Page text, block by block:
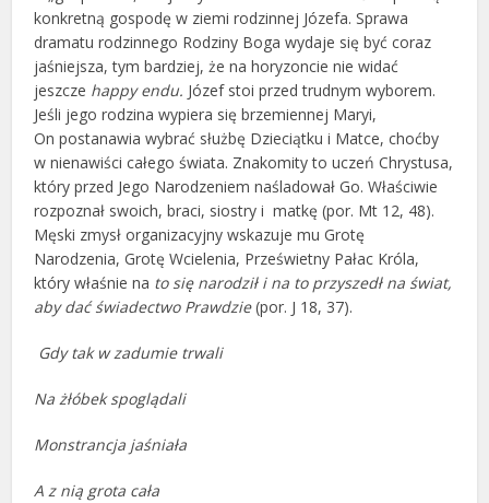
konkretną gospodę w ziemi rodzinnej Józefa. Sprawa
dramatu rodzinnego Rodziny Boga wydaje się być coraz
jaśniejsza, tym bardziej, że na horyzoncie nie widać
jeszcze happy endu. Józef stoi przed trudnym wyborem.
Jeśli jego rodzina wypiera się brzemiennej Maryi,
On postanawia wybrać służbę Dzieciątku i Matce, choćby
w nienawiści całego świata. Znakomity to uczeń Chrystusa,
który przed Jego Narodzeniem naśladował Go. Właściwie
rozpoznał swoich, braci, siostry i matkę (por. Mt 12, 48).
Męski zmysł organizacyjny wskazuje mu Grotę
Narodzenia, Grotę Wcielenia, Prześwietny Pałac Króla,
który właśnie na to się narodził i na to przyszedł na świat,
aby dać świadectwo Prawdzie(por. J 18, 37).
Gdy tak w zadumie trwali
Na żłóbek spoglądali
Monstrancja jaśniała
A z nią grota cała